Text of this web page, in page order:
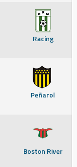
Racing
Peñarol
Boston River